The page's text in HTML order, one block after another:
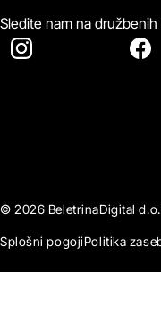
Sledite nam na družbenih
© 2026 BeletrinaDigital
Splošni pogojiPolitika